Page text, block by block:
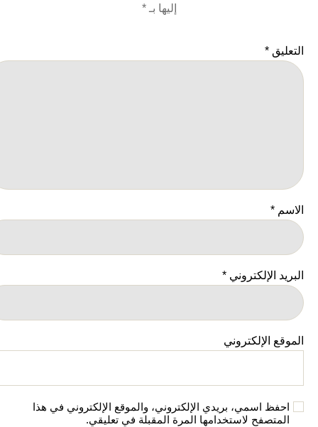
إليها بـ*
التعليق *
الاسم *
البريد الإلكتروني *
الموقع الإلكتروني
احفظ اسمي، بريدي الإلكتروني، والموقع الإلكتروني في هذا
المتصفح لاستخدامها المرة المقبلة في تعليقي.